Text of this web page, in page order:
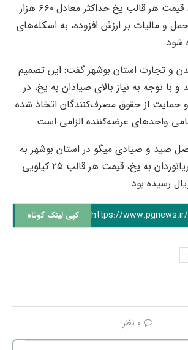
کل صمت، مقرر شد قیمت هر قالب یخ حداکثر معادل ۶۶۰ هزار
و مالیات بر ارزش افزوده، به اسکله‌های
شود.
و تجارت استان بوشهر گفت: این تصمیم
با توجه به نیاز بالای صیادان به یخ، در
و حمایت از حقوق مصرف‌کنندگان اتخاذ شده
واحدهای عرضه‌کننده الزامی است.
صید و صیادی میگو در استان بوشهر به
دلیل افزایش نیاز دریانوردان به یخ، قیمت هر قالب‌ ۲۵ کیلویی
رسیده بود.
https://www.pgnews.ir/ کپی لینک کوتاه
0 نظر